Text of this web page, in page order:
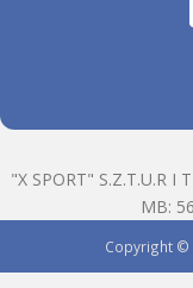
"X SPORT" S.Z.T.U.R I
MB:
Copyright ©